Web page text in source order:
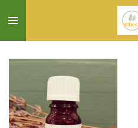
direct
naar